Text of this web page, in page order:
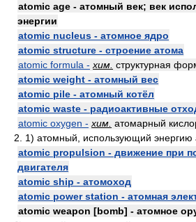
atomic age - атомный век; век
энергии
atomic nucleus - атомное ядро
atomic structure - строение атома
atomic formula - хим. структурная
atomic weight - атомный вес
atomic pile - атомный котёл
atomic waste - радиоактивные
atomic oxygen - хим. атомарный
2. 1) атомный, использующий энергию
atomic propulsion - движение при
двигателя
atomic ship - атомоход
atomic power station - атомная
atomic weapon [bomb] - атомное